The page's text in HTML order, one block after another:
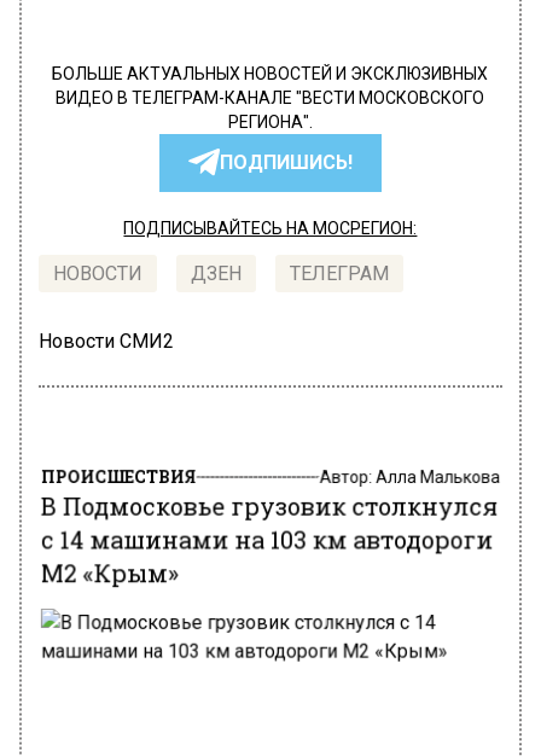
БОЛЬШЕ АКТУАЛЬНЫХ НОВОСТЕЙ И ЭКСКЛЮЗИВНЫХ
ВИДЕО В ТЕЛЕГРАМ-КАНАЛЕ "ВЕСТИ МОСКОВСКОГО
РЕГИОНА".
ПОДПИШИСЬ!
ПОДПИСЫВАЙТЕСЬ НА МОСРЕГИОН:
НОВОСТИ ДЗЕН ТЕЛЕГРАМ
Новости СМИ2
ПРОИСШЕСТВИЯ Автор: Алла Малькова
В Подмосковье грузовик столкнулся
с 14 машинами на 103 км автодороги
М2 «Крым»